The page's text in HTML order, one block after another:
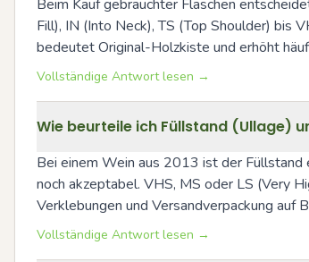
Beim Kauf gebrauchter Flaschen
Fill), IN (Into Neck), TS (Top Shoulder) bis
bedeutet Original-Holzkiste und erhöht
Vollständige Antwort lesen →
Wie beurteile ich Füllstand (Ullage)
Bei einem Wein aus 2013 ist der Füllstand
noch akzeptabel. VHS, MS oder LS (Very
Verklebungen und Versandverpackung auf
Vollständige Antwort lesen →